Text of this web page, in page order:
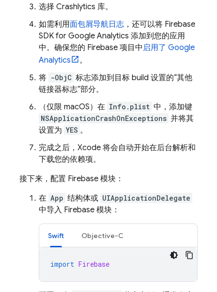
选择 Crashlytics 库。
如需利用面包屑导航日志 ，还可以将 Firebase
SDK for Google Analytics 添加到您的应用
中。确保您的 Firebase 项目中启用了 Google
Analytics
。
将 -ObjC 标志添加到目标 build 设置的“其他
链接器标志”部分。
（仅限 macOS）在 Info.plist 中，添加键
NSApplicationCrashOnExceptions 并将其
设置为 YES 。
完成之后，Xcode 将会自动开始在后台解析和
下载您的依赖项。
接下来，配置 Firebase 模块：
在 App 结构体或 UIApplicationDelegate
中导入 Firebase 模块：
Swift Objective-C
import Firebase